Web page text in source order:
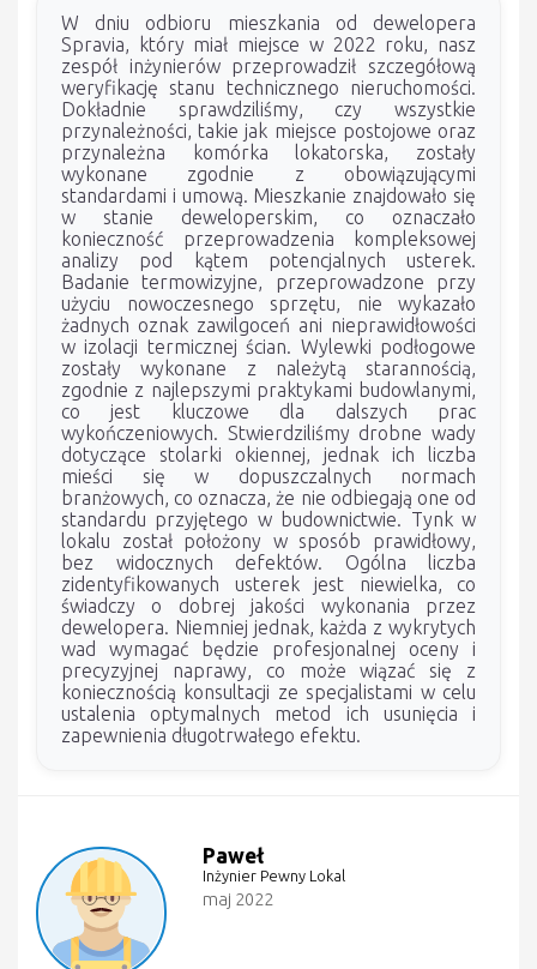
W dniu odbioru mieszkania od dewelopera
Spravia, który miał miejsce w 2022 roku, nasz
zespół inżynierów przeprowadził szczegółową
weryfikację stanu technicznego nieruchomości.
Dokładnie sprawdziliśmy, czy wszystkie
przynależności, takie jak miejsce postojowe oraz
przynależna komórka lokatorska, zostały
wykonane zgodnie z obowiązującymi
standardami i umową. Mieszkanie znajdowało się
w stanie deweloperskim, co oznaczało
konieczność przeprowadzenia kompleksowej
analizy pod kątem potencjalnych usterek.
Badanie termowizyjne, przeprowadzone przy
użyciu nowoczesnego sprzętu, nie wykazało
żadnych oznak zawilgoceń ani nieprawidłowości
w izolacji termicznej ścian. Wylewki podłogowe
zostały wykonane z należytą starannością,
zgodnie z najlepszymi praktykami budowlanymi,
co jest kluczowe dla dalszych prac
wykończeniowych. Stwierdziliśmy drobne wady
dotyczące stolarki okiennej, jednak ich liczba
mieści się w dopuszczalnych normach
branżowych, co oznacza, że nie odbiegają one od
standardu przyjętego w budownictwie. Tynk w
lokalu został położony w sposób prawidłowy,
bez widocznych defektów. Ogólna liczba
zidentyfikowanych usterek jest niewielka, co
świadczy o dobrej jakości wykonania przez
dewelopera. Niemniej jednak, każda z wykrytych
wad wymagać będzie profesjonalnej oceny i
precyzyjnej naprawy, co może wiązać się z
koniecznością konsultacji ze specjalistami w celu
ustalenia optymalnych metod ich usunięcia i
zapewnienia długotrwałego efektu.
Paweł
Inżynier Pewny Lokal
maj 2022